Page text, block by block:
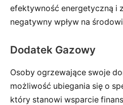
efektywność energetyczną i
negatywny wpływ na
Dodatek Gazowy
Osoby ogrzewające swoje
możliwość ubiegania się o
który stanowi wsparcie